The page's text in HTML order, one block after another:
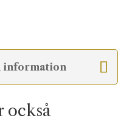
information
också